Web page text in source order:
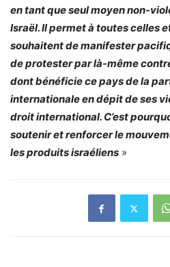
en tant que seul moyen non-
Israël. Il permet à toutes celles
souhaitent de manifester
de protester par là-même
dont bénéficie ce pays de la
internationale en dépit de ses
droit international. C’est
soutenir et renforcer le
les produits israéliens »